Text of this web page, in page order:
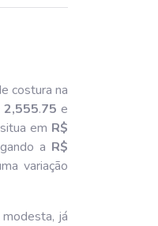
costura na
2,555.75 e
em R$
a R$
variação
já